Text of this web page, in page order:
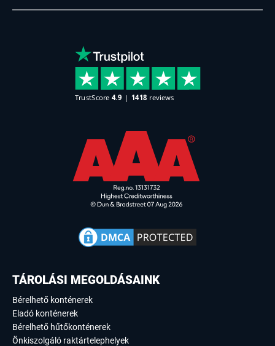
TÁROLÁSI MEGOLDÁSAINK
Bérelhető konténerek
Eladó konténerek
Bérelhető hűtőkonténerek
Önkiszolgáló raktártelephelyek